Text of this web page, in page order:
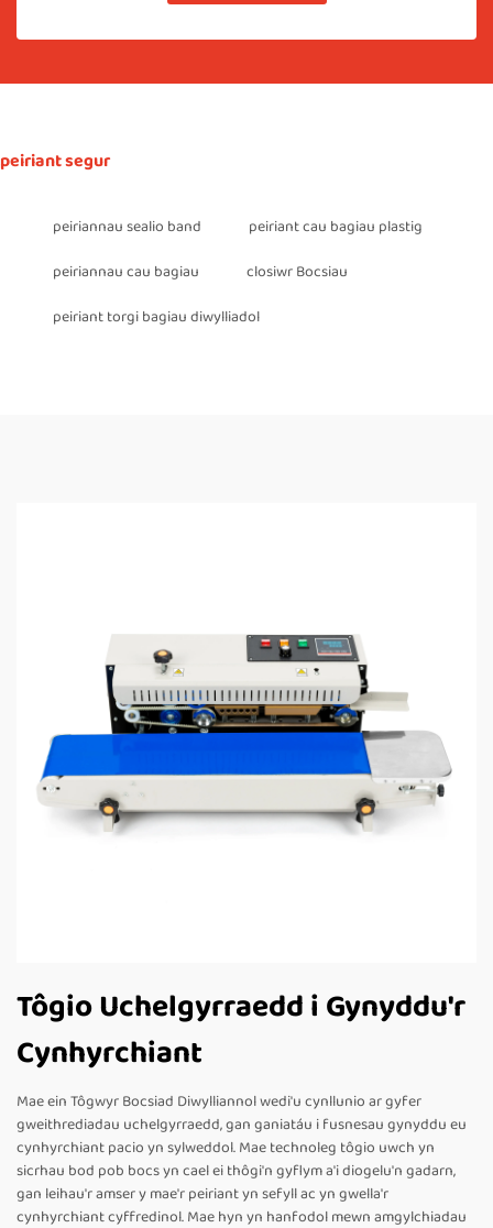
peiriant segur
peiriannau sealio band
peiriant cau bagiau plastig
peiriannau cau bagiau
closiwr Bocsiau
peiriant torgi bagiau diwylliadol
Tôgio Uchelgyrraedd i Gynyddu'r
Cynhyrchiant
Mae ein Tôgwyr Bocsiad Diwylliannol wedi'u cynllunio ar gyfer
gweithrediadau uchelgyrraedd, gan ganiatáu i fusnesau gynyddu eu
cynhyrchiant pacio yn sylweddol. Mae technoleg tôgio uwch yn
sicrhau bod pob bocs yn cael ei thôgi'n gyflym a'i diogelu'n gadarn,
gan leihau'r amser y mae'r peiriant yn sefyll ac yn gwella'r
cynhyrchiant cyffredinol. Mae hyn yn hanfodol mewn amgylchiadau